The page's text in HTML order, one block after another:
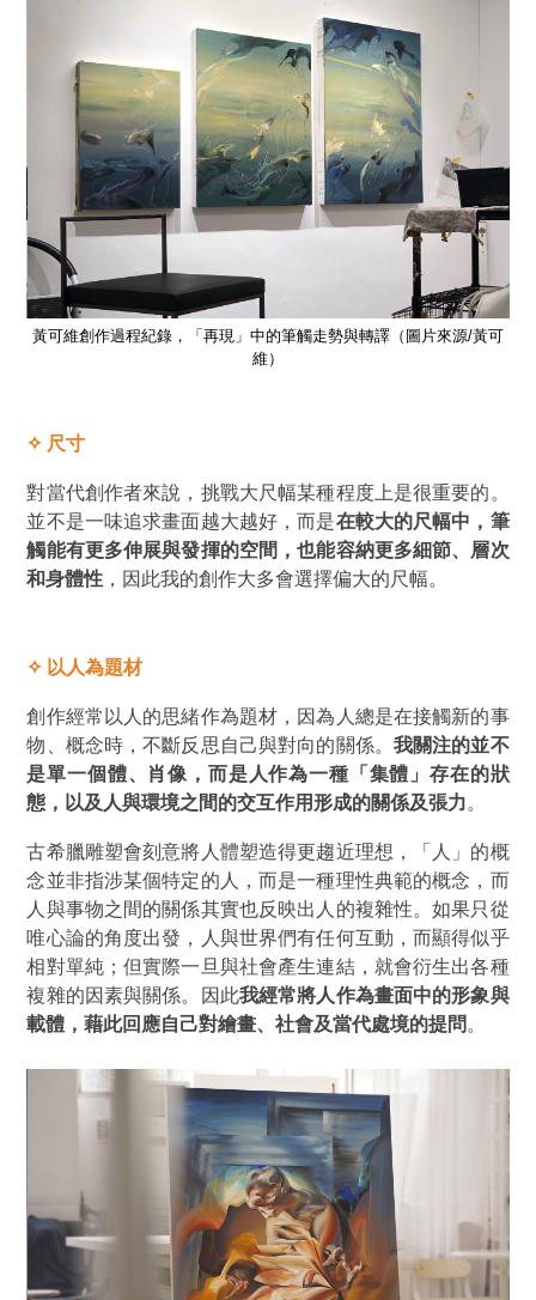
黃可維創作過程紀錄，「再現」中的筆觸走勢與轉譯（圖片來源/黃可
維）
✧ 尺寸
對當代創作者來說，挑戰大尺幅某種程度上是很重要的。
並不是一味追求畫面越大越好，而是在較大的尺幅中，筆
觸能有更多伸展與發揮的空間，也能容納更多細節、層次
和身體性 ，因此我的創作大多會選擇偏大的尺幅。
✧ 以人為題材
創作經常以人的思緒作為題材，因為人總是在接觸新的事
物、概念時，不斷反思自己與對向的關係。 我關注的並不
是單一個體、肖像，而是人作為一種「集體」存在的狀
態，以及人與環境之間的交互作用形成的關係及張力。
古希臘雕塑會刻意將人體塑造得更趨近理想，「人」的概
念並非指涉某個特定的人，而是一種理性典範的概念，而
人與事物之間的關係其實也反映出人的複雜性。如果只從
唯心論的角度出發，人與世界們有任何互動，而顯得似乎
相對單純；但實際一旦與社會產生連結，就會衍生出各種
複雜的因素與關係。因此我經常將人作為畫面中的形象與
載體，藉此回應自己對繪畫、社會及當代處境的提問 。